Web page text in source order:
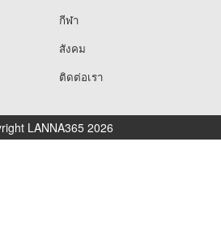
กีฬา
สังคม
ติดต่อเรา
LANNA365 2026